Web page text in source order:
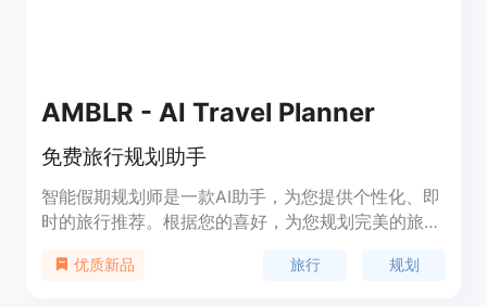
AMBLR - AI Travel Planner
免费旅行规划助手
智能假期规划师是一款AI助手，为您提供个性化、即
时的旅行推荐。根据您的喜好，为您规划完美的旅行
优质新品 旅行 规划